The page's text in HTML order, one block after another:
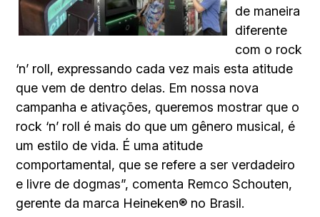
de maneira
diferente
com o rock
‘n’ roll, expressando cada vez mais esta atitude
que vem de dentro delas. Em nossa nova
campanha e ativações, queremos mostrar que o
rock ‘n’ roll é mais do que um gênero musical, é
um estilo de vida. É uma atitude
comportamental, que se refere a ser verdadeiro
e livre de dogmas”, comenta Remco Schouten,
gerente da marca Heineken® no Brasil.